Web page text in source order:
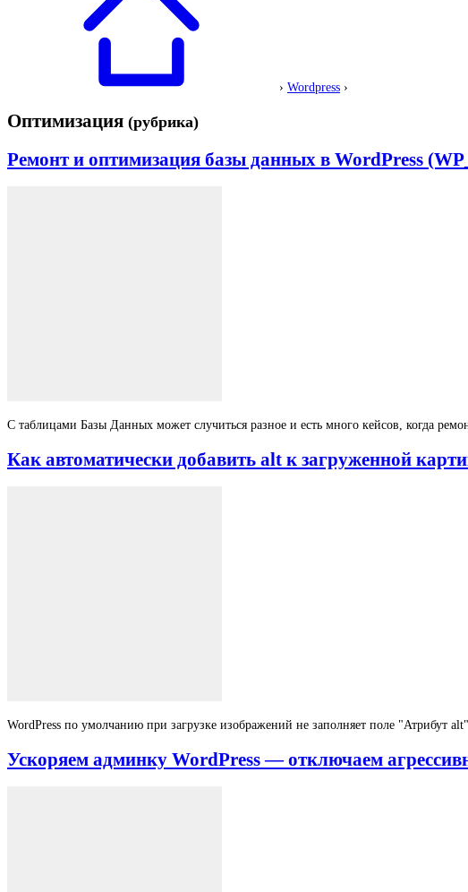
› Wordpress ›
Оптимизация (рубрика)
Ремонт и оптимизация базы данных в WordPress
C таблицами Базы Данных может случиться разное и есть много кейсов, когда
Как автоматически добавить alt к загруженной
WordPress по умолчанию при загрузке изображений не заполняет поле "Атрибут
Ускоряем админку WordPress — отключаем